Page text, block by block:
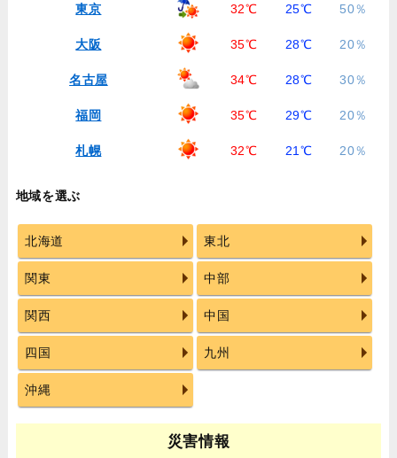
東京 32℃ 25℃ 50％
大阪 35℃ 28℃ 20％
名古屋 34℃ 28℃ 30％
福岡 35℃ 29℃ 20％
札幌 32℃ 21℃ 20％
地域を選ぶ
北海道 東北
関東 中部
関西 中国
四国 九州
沖縄
災害情報